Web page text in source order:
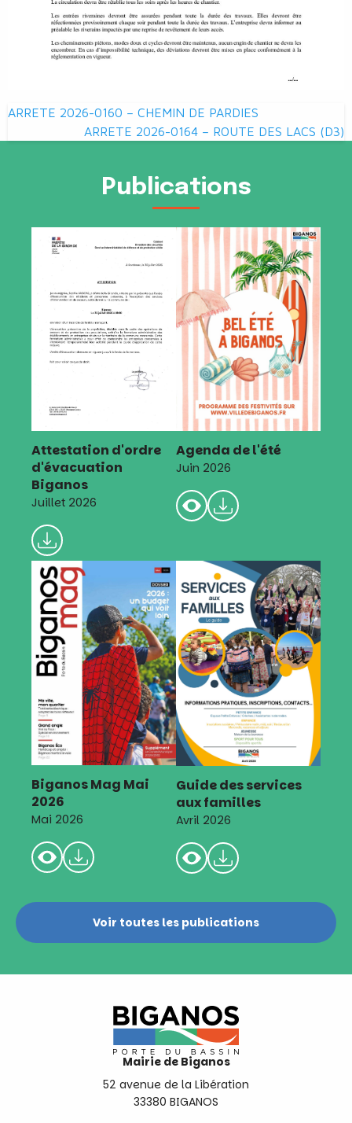
Navigation
de
ARRETE 2026-0160 – CHEMIN DE PARDIES
ARRETE 2026-0164 – ROUTE DES LACS (D3)
Publications
Attestation d'ordre
d'évacuation
Biganos
Juillet 2026
Agenda de l'été
Juin 2026
Biganos Mag Mai
2026
Mai 2026
Guide des services
aux familles
Avril 2026
Voir toutes les publications
Mairie de Biganos
52 avenue de la Libération
33380 BIGANOS